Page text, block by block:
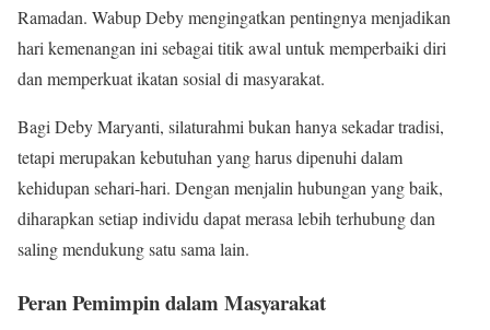
Ramadan. Wabup Deby mengingatkan pentingnya menjadikan
hari kemenangan ini sebagai titik awal untuk memperbaiki diri
dan memperkuat ikatan sosial di masyarakat.
Bagi Deby Maryanti, silaturahmi bukan hanya sekadar tradisi,
tetapi merupakan kebutuhan yang harus dipenuhi dalam
kehidupan sehari-hari. Dengan menjalin hubungan yang baik,
diharapkan setiap individu dapat merasa lebih terhubung dan
saling mendukung satu sama lain.
Peran Pemimpin dalam Masyarakat